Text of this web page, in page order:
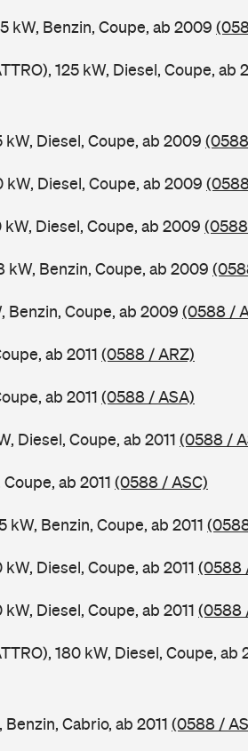
kW, Benzin, Coupe, ab 2009
125 kW, Diesel, Coupe, ab
kW, Diesel, Coupe, ab 2009
kW, Diesel, Coupe, ab 2009
kW, Diesel, Coupe, ab 2009
kW, Benzin, Coupe, ab 2009
Benzin, Coupe, ab 2009 (0588 /
ab 2011 (0588 / ARZ)
ab 2011 (0588 / ASA)
Diesel, Coupe, ab 2011 (0588 /
ab 2011 (0588 / ASC)
kW, Benzin, Coupe, ab 2011
Diesel, Coupe, ab 2011 (0588
Diesel, Coupe, ab 2011 (0588
180 kW, Diesel, Coupe, ab
Cabrio, ab 2011 (0588 /